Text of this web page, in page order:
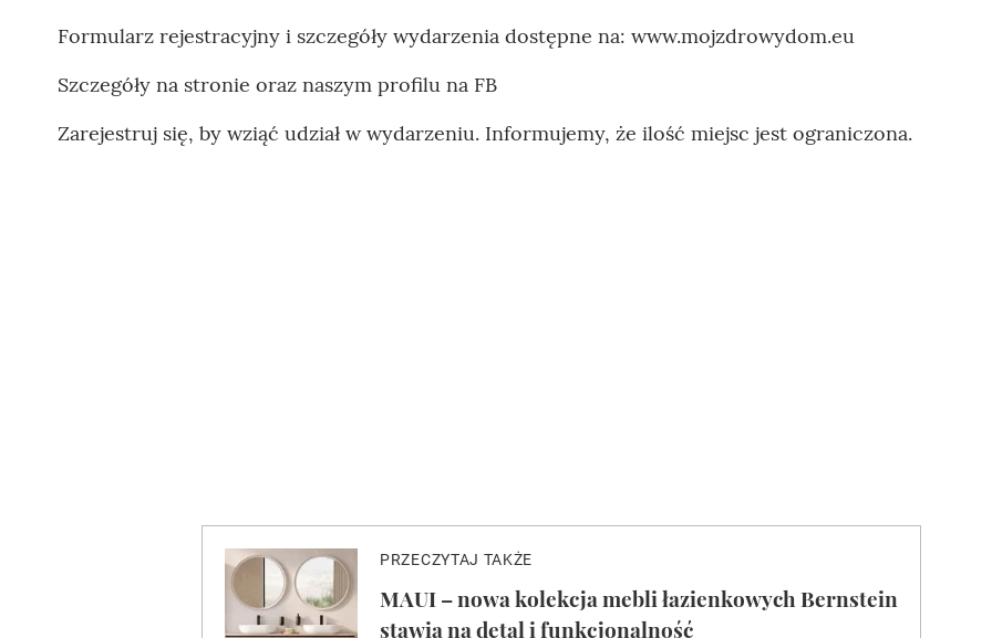
Formularz rejestracyjny i szczegóły wydarzenia dostępne na: www.mojzdrowydom.eu
Szczegóły na stronie oraz naszym profilu na FB
Zarejestruj się, by wziąć udział w wydarzeniu. Informujemy, że ilość miejsc jest ograniczona.